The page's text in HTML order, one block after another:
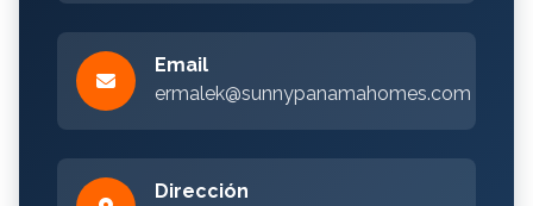
Email
ermalek@sunnypanamahomes.com
Dirección